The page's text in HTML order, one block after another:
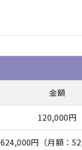
金額
120,000円
624,000円（月額：